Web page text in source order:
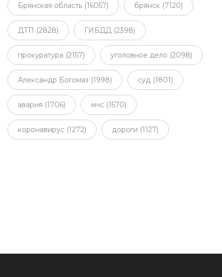
Брянская область (16057) брянск (7120)
ДТП (2828) ГИБДД (2398)
прокуратура (2157) уголовное дело (2098)
Александр Богомаз (1998) суд (1801)
авария (1706) мчс (1570)
коронавирус (1272) дороги (1127)